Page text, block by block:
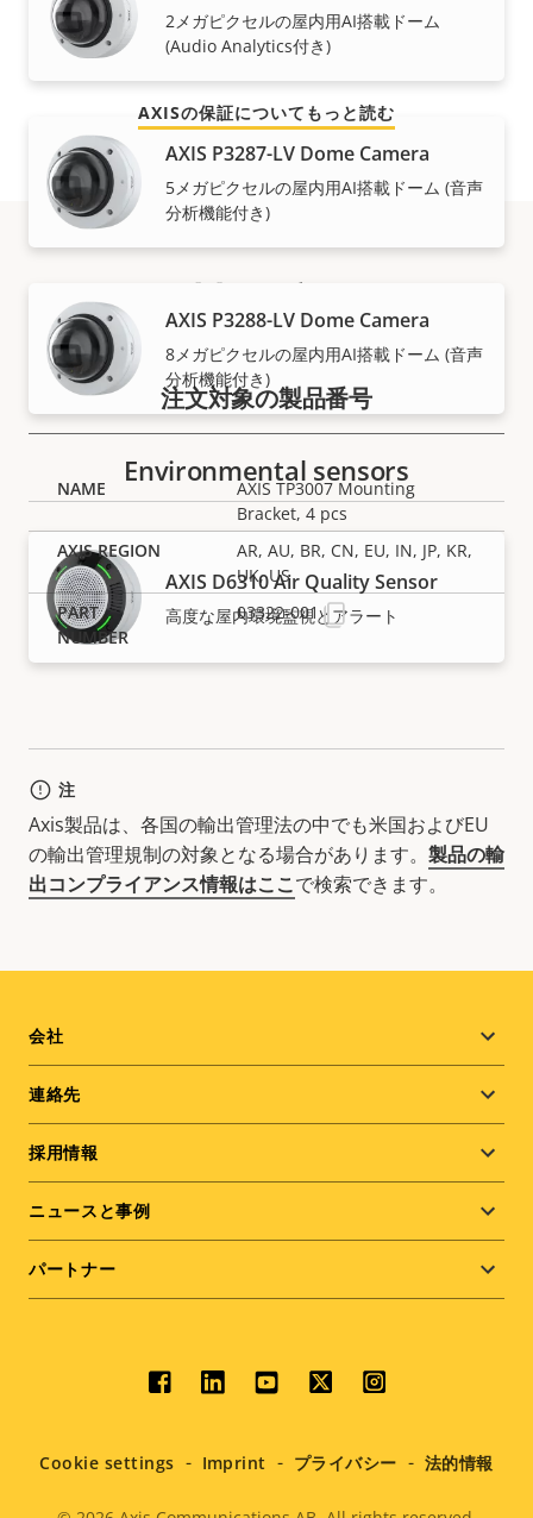
2メガピクセルの屋内用AI搭載ドーム
(Audio Analytics付き)
AXIS P3287-LV Dome Camera
5メガピクセルの屋内用AI搭載ドーム (音声
分析機能付き)
AXIS P3288-LV Dome Camera
8メガピクセルの屋内用AI搭載ドーム (音声
分析機能付き)
Environmental sensors
AXIS D6310 Air Quality Sensor
高度な屋内環境監視とアラート
Axisの3年間保証は、3年間のトラブルフリーの製品所有
をお約束し、費用対効果を高めるものです。
AXISの保証についてもっと読む
製品番号
注文対象の製品番号
AXIS TP3007 Mounting
Bracket, 4 pcs
AR, AU, BR, CN, EU, IN, JP, KR,
UK, US
03322-001
注
Axis製品は、各国の輸出管理法の中でも米国およびEU
の輸出管理規制の対象となる場合があります。 製品の輸
出コンプライアンス情報はここで検索できます。
Footer
menu
会社
連絡先
採用情報
ニュースと事例
パートナー
Social
menu
Cookie settings Imprint プライバシー 法的情報